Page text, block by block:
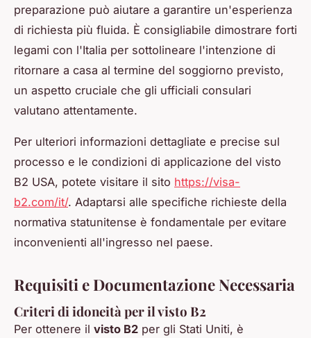
preparazione può aiutare a garantire un'esperienza
di richiesta più fluida. È consigliabile dimostrare forti
legami con l'Italia per sottolineare l'intenzione di
ritornare a casa al termine del soggiorno previsto,
un aspetto cruciale che gli ufficiali consulari
valutano attentamente.
Per ulteriori informazioni dettagliate e precise sul
processo e le condizioni di applicazione del visto
B2 USA, potete visitare il sito https://visa-
b2.com/it/. Adaptarsi alle specifiche richieste della
normativa statunitense è fondamentale per evitare
inconvenienti all'ingresso nel paese.
Requisiti e Documentazione Necessaria
Criteri di idoneità per il visto B2
Per ottenere il visto B2 per gli Stati Uniti, è